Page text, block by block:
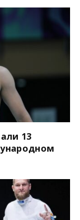
13